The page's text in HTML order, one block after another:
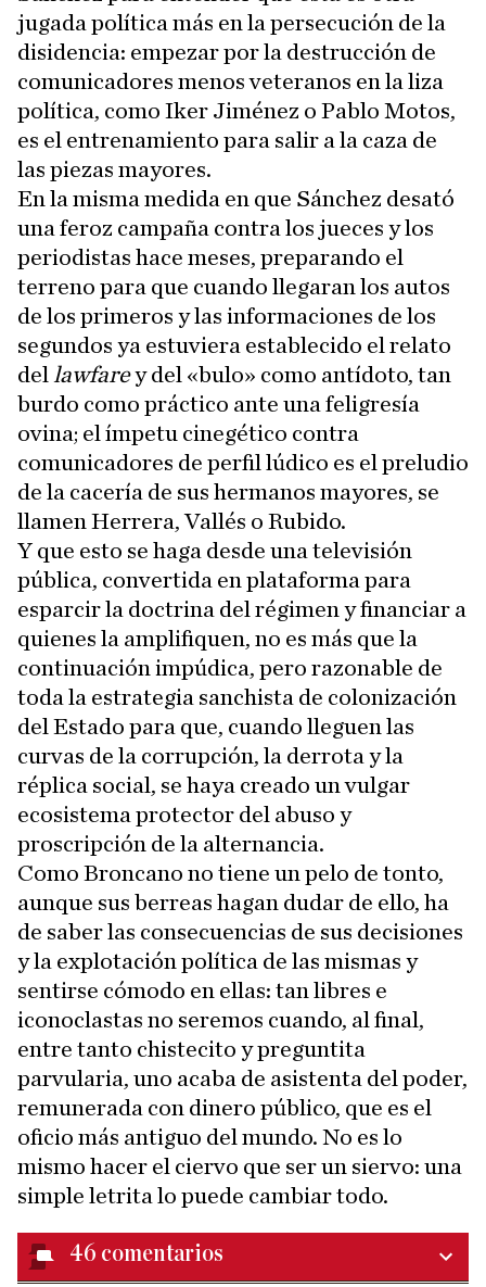
jugada política más en la persecución de la
disidencia: empezar por la destrucción de
comunicadores menos veteranos en la liza
política, como Iker Jiménez o Pablo Motos,
es el entrenamiento para salir a la caza de
las piezas mayores.
En la misma medida en que Sánchez desató
una feroz campaña contra los jueces y los
periodistas hace meses, preparando el
terreno para que cuando llegaran los autos
de los primeros y las informaciones de los
segundos ya estuviera establecido el relato
del lawfarey del «bulo» como antídoto, tan
burdo como práctico ante una feligresía
ovina; el ímpetu cinegético contra
comunicadores de perfil lúdico es el preludio
de la cacería de sus hermanos mayores, se
llamen Herrera, Vallés o Rubido.
Y que esto se haga desde una televisión
pública, convertida en plataforma para
esparcir la doctrina del régimen y financiar a
quienes la amplifiquen, no es más que la
continuación impúdica, pero razonable de
toda la estrategia sanchista de colonización
del Estado para que, cuando lleguen las
curvas de la corrupción, la derrota y la
réplica social, se haya creado un vulgar
ecosistema protector del abuso y
proscripción de la alternancia.
Como Broncano no tiene un pelo de tonto,
aunque sus berreas hagan dudar de ello, ha
de saber las consecuencias de sus decisiones
y la explotación política de las mismas y
sentirse cómodo en ellas: tan libres e
iconoclastas no seremos cuando, al final,
entre tanto chistecito y preguntita
parvularia, uno acaba de asistenta del poder,
remunerada con dinero público, que es el
oficio más antiguo del mundo. No es lo
mismo hacer el ciervo que ser un siervo: una
simple letrita lo puede cambiar todo.
46 comentarios